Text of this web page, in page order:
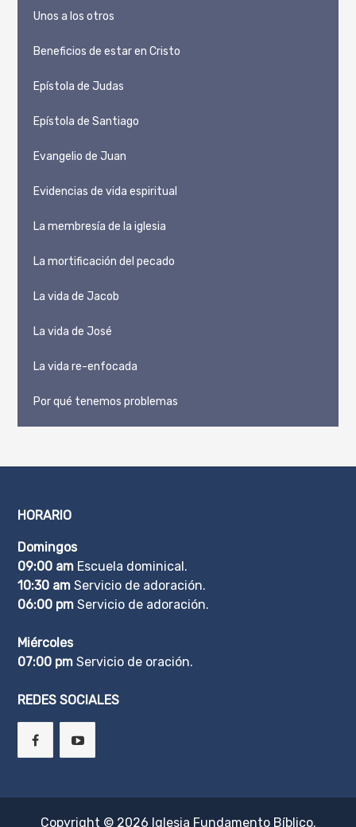
Unos a los otros
Beneficios de estar en Cristo
Epístola de Judas
Epístola de Santiago
Evangelio de Juan
Evidencias de vida espiritual
La membresía de la iglesia
La mortificación del pecado
La vida de Jacob
La vida de José
La vida re-enfocada
Por qué tenemos problemas
HORARIO
Domingos
09:00 am Escuela dominical.
10:30 am Servicio de adoración.
06:00 pm Servicio de adoración.
Miércoles
07:00 pm Servicio de oración.
REDES SOCIALES
Copyright © 2026 Iglesia Fundamento Bíblico.